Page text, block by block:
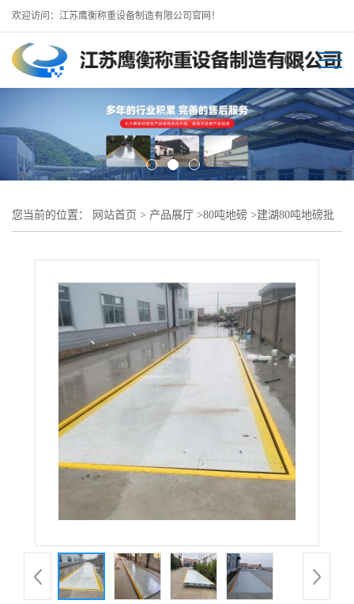
欢迎访问：江苏鹰衡称重设备制造有限公司官网！
您当前的位置： 网站首页 > 产品展厅 >80吨地磅 >建湖80吨地磅批